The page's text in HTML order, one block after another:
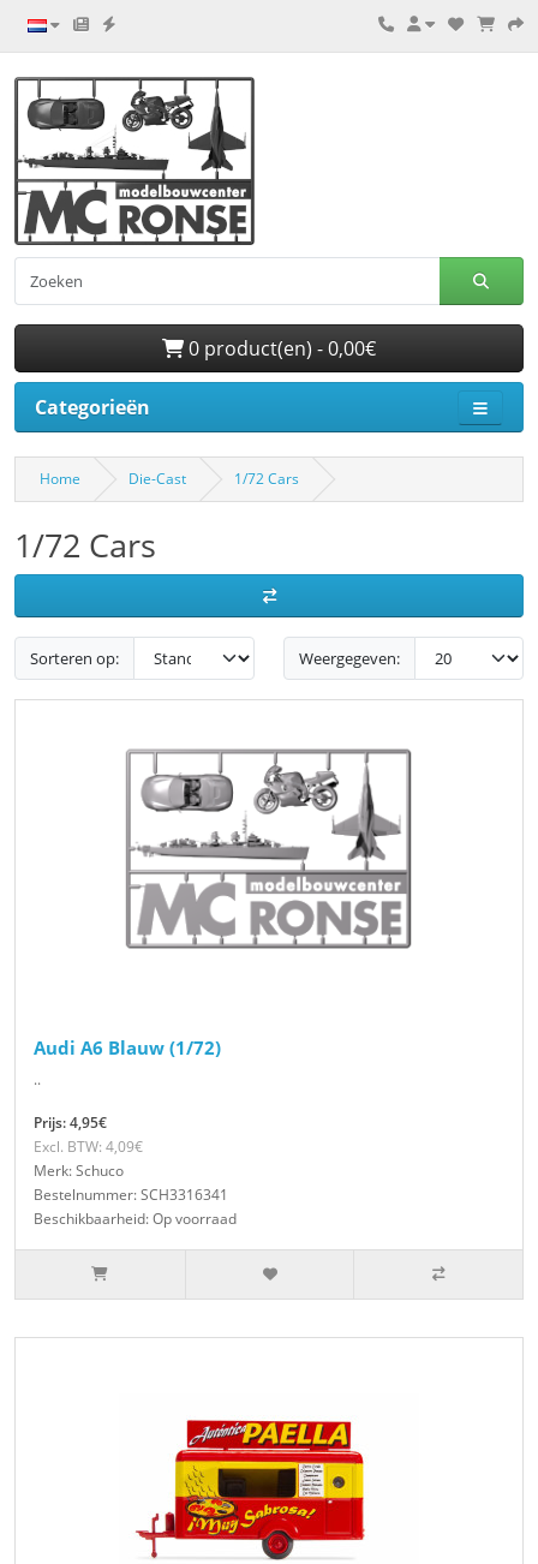
0 product(en) - 0,00€
Categorieën
Home Die-Cast 1/72 Cars
1/72 Cars
Sorteren op: Weergegeven:
Audi A6 Blauw (1/72)
..
Prijs: 4,95€
Excl. BTW: 4,09€
Merk: Schuco
Bestelnummer: SCH3316341
Beschikbaarheid: Op voorraad